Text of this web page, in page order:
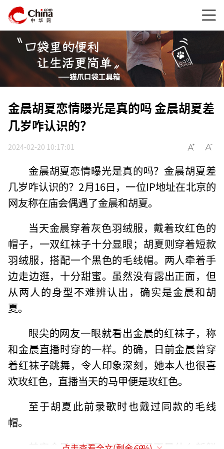
金晨胡夏恋情曝光是真的吗 金晨胡夏差
几岁咋认识的？
2024-02-20 10:17:01
金晨胡夏恋情曝光是真的吗？金晨胡夏差
几岁咋认识的？2月16日，一位IP地址在北京的
网友称在庙会偶遇了金晨和胡夏。
当天金晨穿着灰色羽绒服，戴着玫红色的
帽子，一双红袜子十分显眼；胡夏则穿着短款
羽绒服，搭配一个黑色的毛线帽。两人牵着手
边走边逛，十分甜蜜。虽然没有露出正面，但
从两人的身型不难辨认出，确实是金晨和胡
夏。
眼尖的网友一眼就看出金晨的红袜子，称
和金晨直播时穿的一样。的确，日前金晨曾穿
着红袜子跳舞，令人印象深刻，她本人也很喜
欢玫红色，直播当天的马甲便是玫红色。
至于胡夏此前录歌时也戴过同款的毛线
帽。